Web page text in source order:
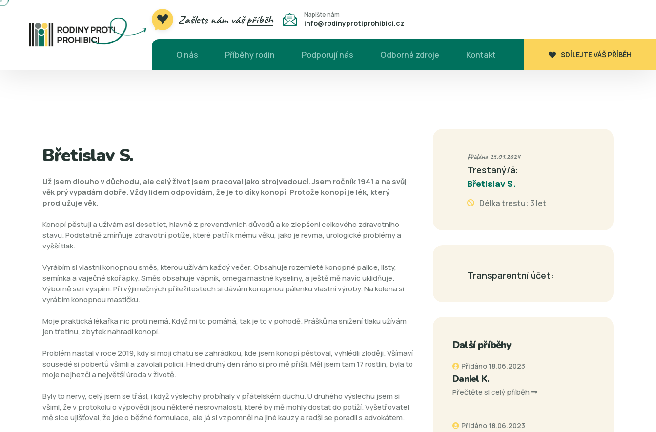
Zašlete nám vášpříběh Napište nám
info@rodinyprotiprohibici.cz
O nás Příběhy rodin Podporují nás Odborné zdroje Kontakt SDÍLEJTE VÁŠ PŘÍBĚH
Břetislav S.
Už jsem dlouho v důchodu, ale celý život jsem pracoval jako strojvedoucí. Jsem ročník 1941 a na svůj
věk prý vypadám dobře. Vždy lidem odpovídám, že je to díky konopí. Protože konopí je lék, který
prodlužuje věk.
Konopí pěstuji a užívám asi deset let, hlavně z preventivních důvodů a ke zlepšení celkového zdravotního
stavu. Podstatně zmírňuje zdravotní potíže, které patří k mému věku, jako je revma, urologické problémy a
vyšší tlak.
Vyrábím si vlastní konopnou směs, kterou užívám každý večer. Obsahuje rozemleté konopné palice, listy,
semínka a vaječné skořápky. Směs obsahuje vápník, omega mastné kyseliny, a ještě mě navíc uklidňuje.
Výborně se i vyspím. Při výjimečných příležitostech si dávám konopnou pálenku vlastní výroby. Na kolena si
vyrábím konopnou mastičku.
Moje praktická lékařka nic proti nemá. Když mi to pomáhá, tak je to v pohodě. Prášků na snížení tlaku užívám
jen třetinu, zbytek nahradí konopí.
Problém nastal v roce 2019, kdy si moji chatu se zahrádkou, kde jsem konopí pěstoval, vyhlédli zloději. Všímaví
sousedé si pobertů všimli a zavolali policii. Hned druhý den ráno si pro mě přišli. Měl jsem tam 17 rostlin, byla to
moje nejhezčí a největší úroda v životě.
Byly to nervy, celý jsem se třásl, i když výslechy probíhaly v přátelském duchu. U druhého výslechu jsem si
všiml, že v protokolu o výpovědi jsou některé nesrovnalosti, které by mě mohly dostat do potíží. Vyšetřovatel
mě sice ujišťoval, že jde o běžné formulace, ale já si vzpomněl na jiné kauzy a radši se poradil s advokátem.
Přidáno 25.01.2024
Trestaný/á:
Břetislav S.
Délka trestu: 3 let
Transparentní účet:
Další příběhy
Přidáno 18.06.2023
Daniel K.
Přečtěte si celý příběh
Přidáno 18.06.2023